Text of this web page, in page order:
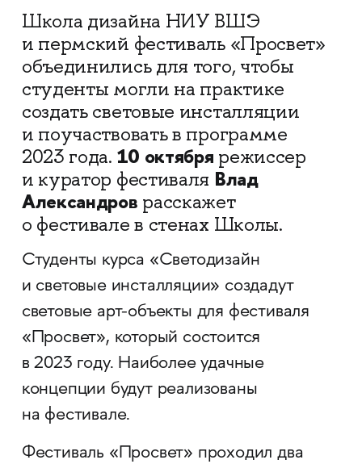
Школа дизайна НИУ ВШЭ
и пермский фестиваль «Просвет»
объединились для того, чтобы
студенты могли на практике
создать световые инсталляции
и поучаствовать в программе
2023 года. 10 октября режиссер
и куратор фестиваля Влад
Александров расскажет
о фестивале в стенах Школы.
Студенты курса «Светодизайн
и световые инсталляции» создадут
световые арт-объекты для фестиваля
«Просвет», который состоится
в 2023 году. Наиболее удачные
концепции будут реализованы
на фестивале.
Фестиваль «Просвет» проходил два